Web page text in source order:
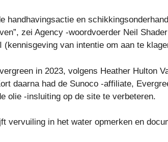
handhavingsactie en
zei Agency -woordvoerder Neil
(kennisgeving van intentie om aan te
in 2023, volgens Heather Hulton
daarna had de Sunoco -affiliate,
olie -insluiting op de site te verbeteren.
vervuiling in het water opmerken en